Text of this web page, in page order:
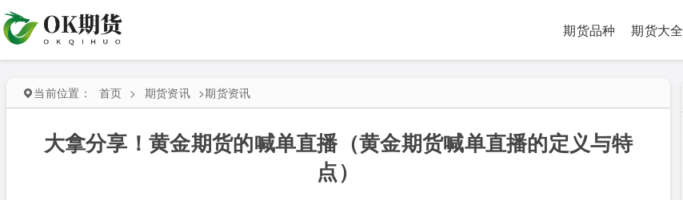
期货品种 期货大全
当前位置： 首页 > 期货资讯 >期货资讯
大拿分享！黄金期货的喊单直播（黄金期货喊单直播的定义与特
点）